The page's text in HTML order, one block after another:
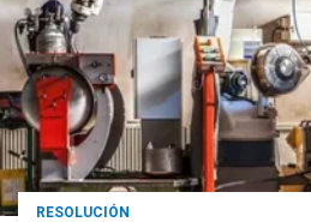
RESOLUCIÓN